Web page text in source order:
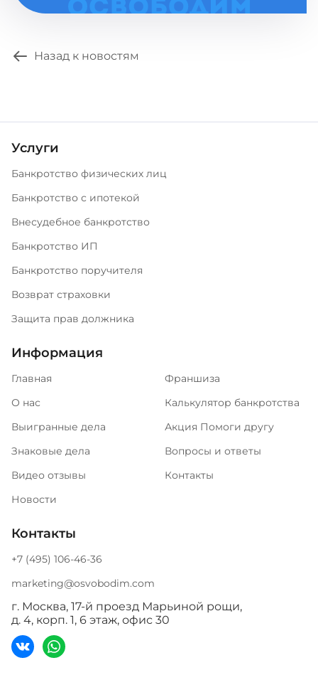
Назад к новостям
Услуги
Банкротство физических лиц
Банкротство с ипотекой
Внесудебное банкротство
Банкротство ИП
Банкротство поручителя
Возврат страховки
Защита прав должника
Информация
Главная
О нас
Выигранные дела
Знаковые дела
Видео отзывы
Новости
Франшиза
Калькулятор банкротства
Акция Помоги другу
Вопросы и ответы
Контакты
Контакты
+7 (495) 106-46-36
marketing@osvobodim.com
г. Москва, 17-й проезд Марьиной рощи,
д. 4, корп. 1, 6 этаж, офис 30